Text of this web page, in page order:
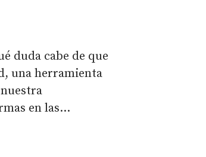
duda cabe de que
una herramienta
en las...